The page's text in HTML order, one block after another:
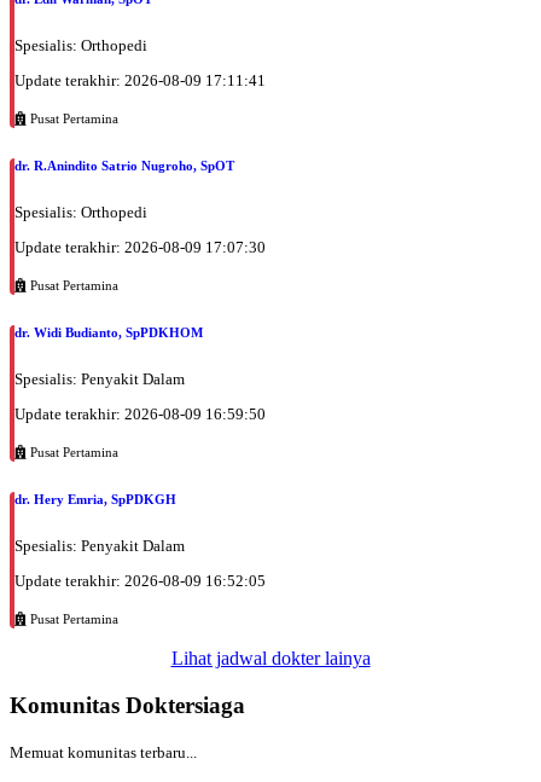
Spesialis: Orthopedi
Update terakhir: 2026-08-09 17:11:41
Pusat Pertamina
dr. R.Anindito Satrio Nugroho, SpOT
Spesialis: Orthopedi
Update terakhir: 2026-08-09 17:07:30
Pusat Pertamina
dr. Widi Budianto, SpPDKHOM
Spesialis: Penyakit Dalam
Update terakhir: 2026-08-09 16:59:50
Pusat Pertamina
dr. Hery Emria, SpPDKGH
Spesialis: Penyakit Dalam
Update terakhir: 2026-08-09 16:52:05
Pusat Pertamina
Lihat jadwal dokter lainya
Komunitas Doktersiaga
Memuat komunitas terbaru...